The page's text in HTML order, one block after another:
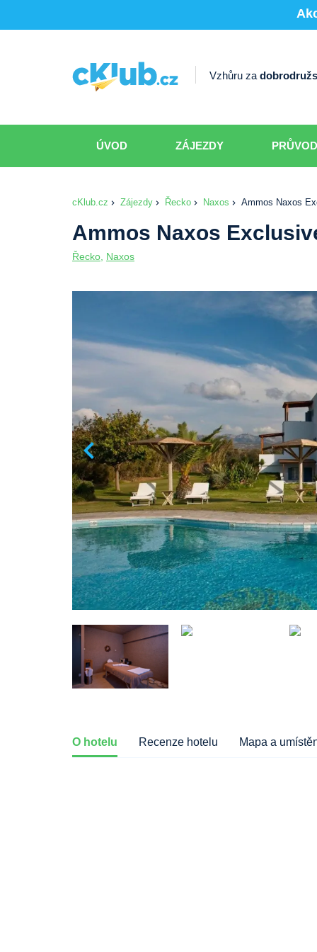
Vzhůru za
ÚVOD ZÁJEZDY
cKlub.cz Zájezdy Řecko Naxos Ammos Naxos
Ammos Naxos
Řecko Naxos
O hotelu Recenze hotelu Mapa a